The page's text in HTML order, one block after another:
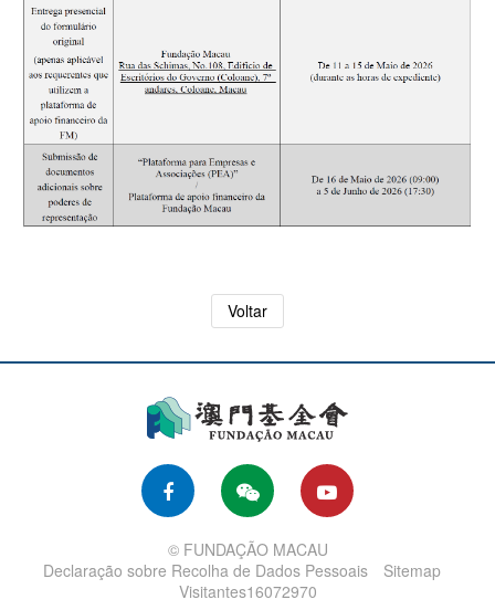
Voltar
© FUNDAÇÃO MACAU
Declaração sobre Recolha de Dados Pessoais
Sitemap
Visitantes16072970